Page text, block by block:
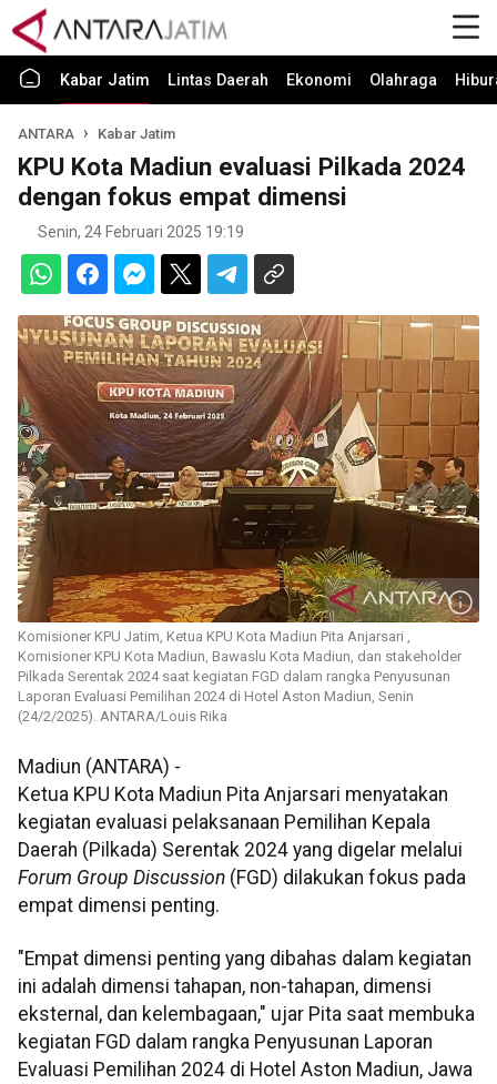
Kabar Jatim Lintas Daerah Ekonomi Olahraga
ANTARA Kabar Jatim
KPU Kota Madiun evaluasi Pilkada 2024
dengan fokus empat dimensi
Senin, 24 Februari 2025 19:19
Komisioner KPU Jatim, Ketua KPU Kota Madiun Pita Anjarsari ,
Komisioner KPU Kota Madiun, Bawaslu Kota Madiun, dan stakeholder
Pilkada Serentak 2024 saat kegiatan FGD dalam rangka Penyusunan
Laporan Evaluasi Pemilihan 2024 di Hotel Aston Madiun, Senin
(24/2/2025). ANTARA/Louis Rika
Madiun (ANTARA) -
Ketua KPU Kota Madiun Pita Anjarsari menyatakan
kegiatan evaluasi pelaksanaan Pemilihan Kepala
Daerah (Pilkada) Serentak 2024 yang digelar melalui
Forum Group Discussion (FGD) dilakukan fokus pada
empat dimensi penting.
"Empat dimensi penting yang dibahas dalam kegiatan
ini adalah dimensi tahapan, non-tahapan, dimensi
eksternal, dan kelembagaan," ujar Pita saat membuka
kegiatan FGD dalam rangka Penyusunan Laporan
Evaluasi Pemilihan 2024 di Hotel Aston Madiun, Jawa